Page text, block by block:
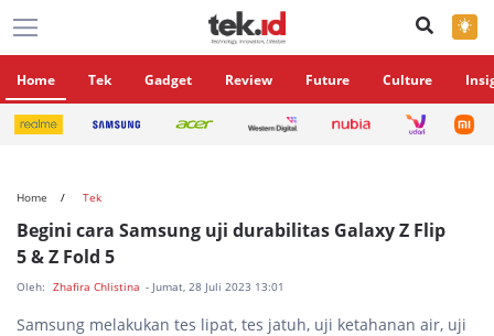
×
Home Tek Gadget Review Future Culture
Home Tek
Begini cara Samsung uji durabilitas Galaxy Z Flip
5 & Z Fold 5
Oleh: Zhafira Chlistina - Jumat, 28 Juli 2023 13:01
Samsung melakukan tes lipat, tes jatuh, uji ketahanan air, uji